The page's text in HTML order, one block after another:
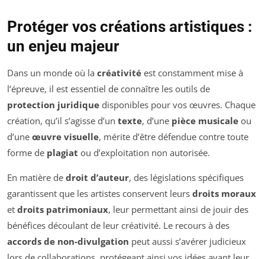
Protéger vos créations artistiques :
un enjeu majeur
Dans un monde où la créativité est constamment mise à
l’épreuve, il est essentiel de connaître les outils de
protection juridique disponibles pour vos œuvres. Chaque
création, qu’il s’agisse d’un texte, d’une pièce musicale ou
d’une œuvre visuelle, mérite d’être défendue contre toute
forme de plagiat ou d’exploitation non autorisée.
En matière de droit d’auteur, des législations spécifiques
garantissent que les artistes conservent leurs droits moraux
et droits patrimoniaux, leur permettant ainsi de jouir des
bénéfices découlant de leur créativité. Le recours à des
accords de non-divulgation peut aussi s’avérer judicieux